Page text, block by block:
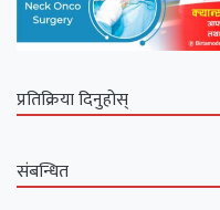
प्रतिक्रिया दिनुहोस्
संबन्धित